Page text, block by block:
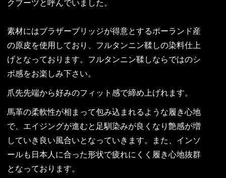
クブーツと呼んでいました。
素材にはブラザーブリッジが得意とするポーランド産
の原皮を使用しており、フルタンニン鞣しの染料仕上
げとなっております。フルタンニン鞣しならではのシ
ボ感をお楽しみ下さい。
爪先先端から好みのフィット感で締め上げれます。
馬革の柔軟性が相まって包み込まれるような履き心地
で、エイジングが進むと足馴染みが良くなり艶感が増
していき良い風合いとなっていきます。また、インソ
ールも日本人に合った形状で疲れにくく履き心地抜群
となっております。